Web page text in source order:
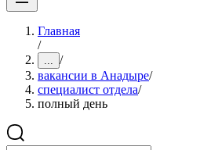
Главная
/
... /
вакансии в Анадыре/
специалист отдела/
полный день